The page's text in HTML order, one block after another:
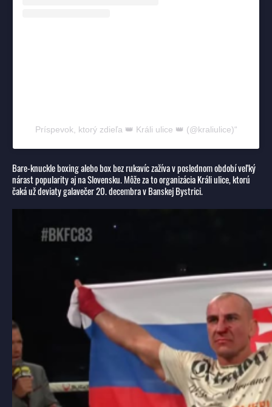
Príspevok, ktorý zdieľa 👑 Králi ulice 👑 (@kraliulice)
Bare-knuckle boxing alebo box bez rukavíc zažíva v poslednom období veľký
nárast popularity aj na Slovensku. Môže za to organizácia Králi ulice, ktorú
čaká už deviaty galavečer 20. decembra v Banskej Bystrici.